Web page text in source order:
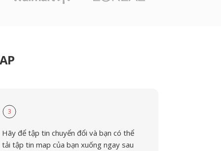
3
Hãy để tập tin chuyển đổi và bạn có thể
tải tập tin map của bạn xuống ngay sau